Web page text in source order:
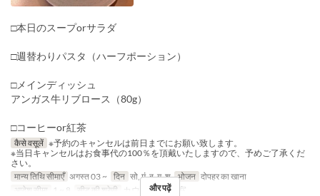
□本日のスープorサラダ
□週替わりパスタ（ハーフポーション）
□メインディッシュ
アンガス牛リブロース（80g）
□コーヒーor紅茶
कैसे वसूलें ※予約のキャンセルは前日までにお願い致します。
※当日キャンセルはお食事代の100％を頂戴いたしますので、予めご了承くだ
さい。
मान्य तिथि सीमाएँ अगस्त 03 ~ दिन सो, मं, बु, गु, शु भोजन दोपहर का खाना
आदेश सीमा
1 ~ 8 सीट की श्रेणी カウンター, 個室
और पढ़ें